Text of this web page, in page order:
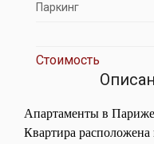
Паркинг
Стоимость
Апартаменты в Париже
Квартира